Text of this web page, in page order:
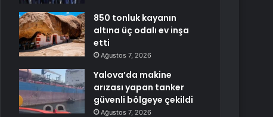
850 tonluk kayanın
altına üç odalı ev inşa
etti
Ağustos 7, 2026
Yalova’da makine
arızası yapan tanker
güvenli bölgeye çekildi
Ağustos 7, 2026